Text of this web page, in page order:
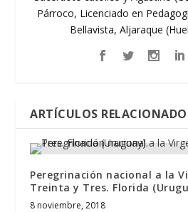
Párroco, Licenciado en
Bellavista, Aljaraque
ARTÍCULOS
Peregrinación nacional a la
Treinta y Tres. Florida
8 noviembre, 2018